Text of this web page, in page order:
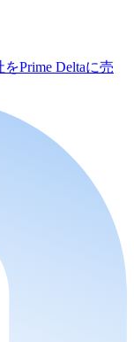
Prime Deltaに売